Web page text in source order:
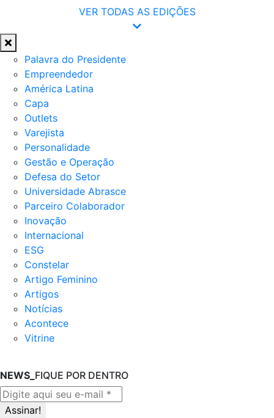
VER TODAS AS EDIÇÕES
Palavra do Presidente
Empreendedor
América Latina
Capa
Outlets
Varejista
Personalidade
Gestão e Operação
Defesa do Setor
Universidade Abrasce
Parceiro Colaborador
Inovação
Internacional
ESG
Constelar
Artigo Feminino
Artigos
Notícias
Acontece
Vitrine
NEWS_ FIQUE POR DENTRO